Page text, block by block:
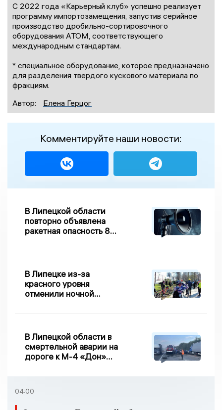
С 2022 года «Карьерный клуб» успешно реализует
программу импортозамещения, запустив серийное
производство дробильно-сортировочного
оборудования АТОМ, соответствующего
международным стандартам.
* специальное оборудование, которое предназначено
для разделения твердого кускового материала по
фракциям.
Автор:
Елена Герцог
Комментируйте наши новости:
В Липецкой области
повторно объявлена
ракетная опасность 8
В Липецке из-за
красного уровня
отменили ночной
В Липецкой области в
смертельной аварии на
дороге к М-4 «Дон»
04:00